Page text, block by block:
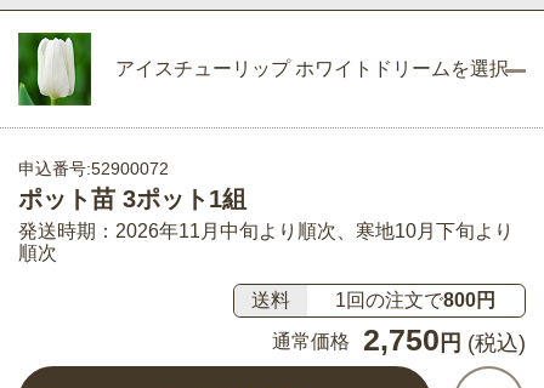
アイスチューリップ ホワイトドリームを選択
申込番号:52900072
ポット苗 3ポット1組
発送時期：2026年11月中旬より順次、寒地10月下旬より
順次
送料 1回の注文で800円
通常価格
2,750 円 (税込)